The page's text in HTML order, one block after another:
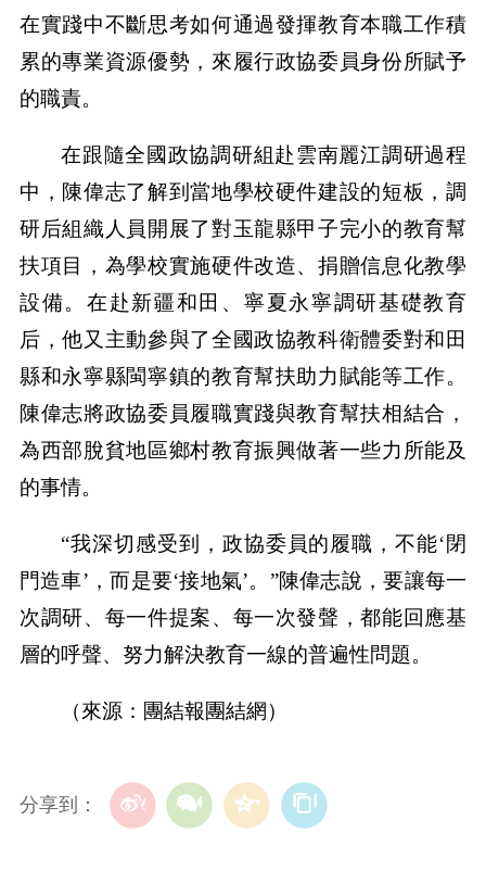
在實踐中不斷思考如何通過發揮教育本職工作積
累的專業資源優勢，來履行政協委員身份所賦予
的職責。
在跟隨全國政協調研組赴雲南麗江調研過程
中，陳偉志了解到當地學校硬件建設的短板，調
研后組織人員開展了對玉龍縣甲子完小的教育幫
扶項目，為學校實施硬件改造、捐贈信息化教學
設備。在赴新疆和田、寧夏永寧調研基礎教育
后，他又主動參與了全國政協教科衛體委對和田
縣和永寧縣閩寧鎮的教育幫扶助力賦能等工作。
陳偉志將政協委員履職實踐與教育幫扶相結合，
為西部脫貧地區鄉村教育振興做著一些力所能及
的事情。
“我深切感受到，政協委員的履職，不能‘閉
門造車’，而是要‘接地氣’。”陳偉志說，要讓每一
次調研、每一件提案、每一次發聲，都能回應基
層的呼聲、努力解決教育一線的普遍性問題。
（來源：團結報團結網）
分享到：